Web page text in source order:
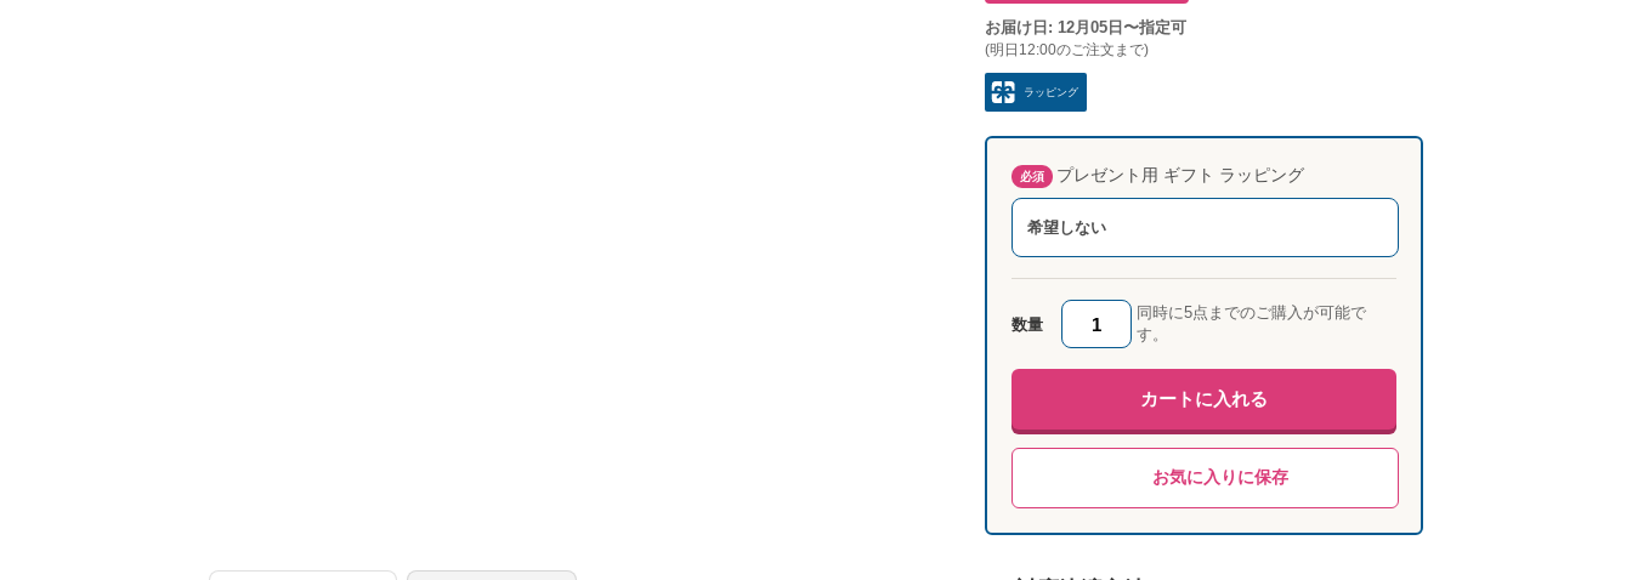
お届け日: 12月05日〜指定可
(明日12:00のご注文まで)
ラッピング
必須 プレゼント用 ギフト ラッピング
希望しない
数量
同時に5点までのご購入が可能で
す。
カートに入れる
お気に入りに保存